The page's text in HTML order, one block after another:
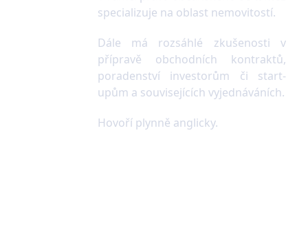
specializuje na oblast nemovitostí.
Dále má rozsáhlé zkušenosti v
přípravě obchodních kontraktů,
poradenství investorům či start-
upům a souvisejících vyjednáváních.
Hovoří plynně anglicky.